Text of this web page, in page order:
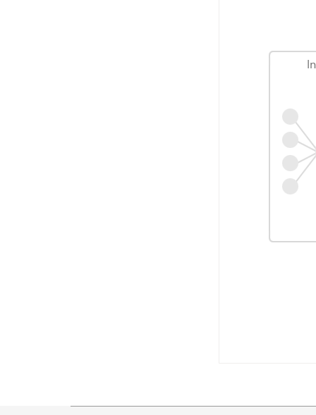
-
Power
KRX
KSD
-
OASYS
SetticNet
HUB